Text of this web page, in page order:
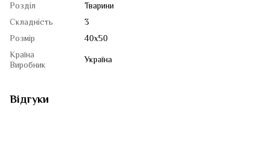
Розділ
Тварини
Складність
3
Розмір
40x50
Країна
Виробник
Україна
Відгуки